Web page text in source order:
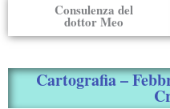
Consulenza del
dottor Meo
Cartografia –